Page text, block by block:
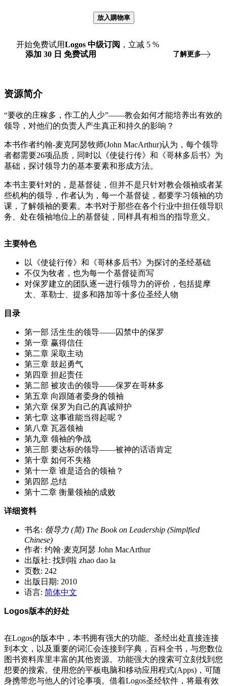
放入購物車
开始免费试用Logos 中级订阅 ，立减 5 %
添加 30 日 免费试用 了解更多
资源简介
“要收的庄稼多，作工的人少”——教会如何才能培养出有效的
领导，对他们的负责人产生真正和持久的影响？
本书作者约翰-麦克阿瑟牧师(John MacArthur)认为，每个领导
者都需要26项品质，同时以《使徒行传》和《哥林多后书》为
基础，探讨领导力的基本要素和形成方法。
本书主要针对的，是基督徒，但并不是只针对教会领袖或者某
些机构的领导，作者认为，每一个基督徒，都要学习领袖的功
课，了解领袖的要素。本书对于那些在各个行业中担任领导职
务、处在领袖地位上的基督徒，同样具有相当的指导意义。
主要特色
以《使徒行传》和《哥林多后书》为探讨的圣经基础
不仅为牧者，也为每一个基督徒而写
对保罗建立的团队逐一进行领导力的评价，包括提摩
太、革勒士、提多和路加等十多位圣经人物
目录
第一部 活生生的领导——囚禁中的保罗
第一章 赢得信任
第二章 采取主动
第三章 鼓起勇气
第四章 担起责任
第二部 被攻击的领导——保罗在哥林多
第五章 向跟随者委身的领袖
第六章 保罗为自己的真诚辩护
第七章 这事谁能当得起呢？
第八章 瓦器领袖
第九章 领袖的争战
第三部 要达标的领导——被神的话语肯定
第十章 如何不失格
第十一章 谁是适合的领袖？
第四部 总结
第十二章 衡量领袖的成败
详细资料
书名: 领导力 (简) The Book on Leadership (Simplfied
Chinese)
作者: 约翰·麦克阿瑟 John MacArthur
出版社: 找到啦 zhao dao la
页数: 242
出版日期: 2010
语言: 简体中文
Logos版本的好处
在Logos的版本中，本书拥有强大的功能。圣经出处直接连接
到本文，以及重要的词汇会连接到字典，百科全书，与您数位
图书资料库里丰富的其他资源。功能强大的搜索可立刻找到您
想要的搜索。使用您的平板电脑和移动应用程式(Apps)，可随
身携带您与他人的讨论事项。借着Logos圣经软件，将最有效